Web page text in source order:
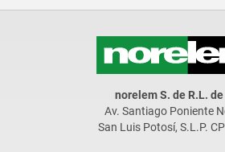
norelem S. de R.L. de
Av. Santiago Poniente
San Luis Potosí, S.L.P.